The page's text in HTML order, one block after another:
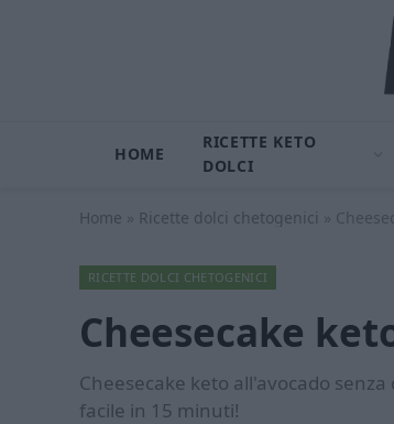
HOME
RICETTE KETO
DOLCI
Home » Ricette dolci chetogenici »
RICETTE DOLCI CHETOGENICI
Cheesecake
Cheesecake keto all'avocado
facile in 15 minuti!